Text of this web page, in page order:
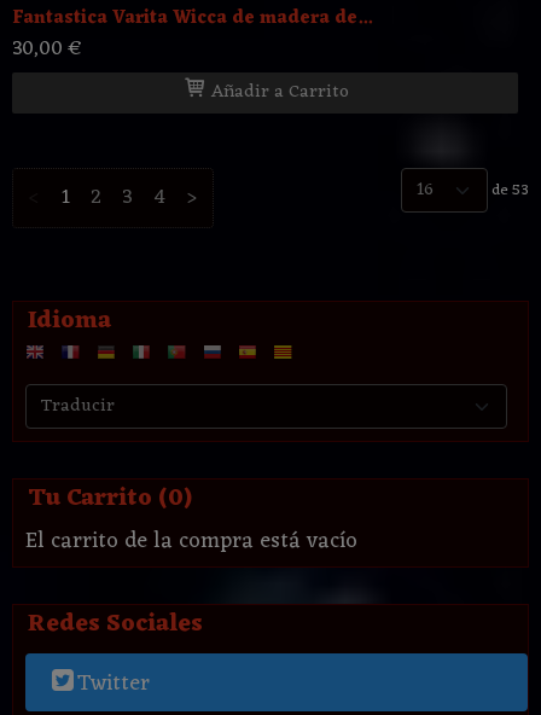
Idioma
Tu Carrito (0)
El carrito de la compra está vacío
Redes Sociales
Twitter
Fantastica Varita Wicca de madera de...
30,00 €
Añadir a Carrito
1 2 3 4 > de 53